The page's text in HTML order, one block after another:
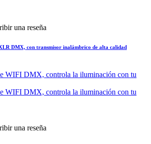
una reseña
DMX, con transmisor inalámbrico de alta calidad
una reseña